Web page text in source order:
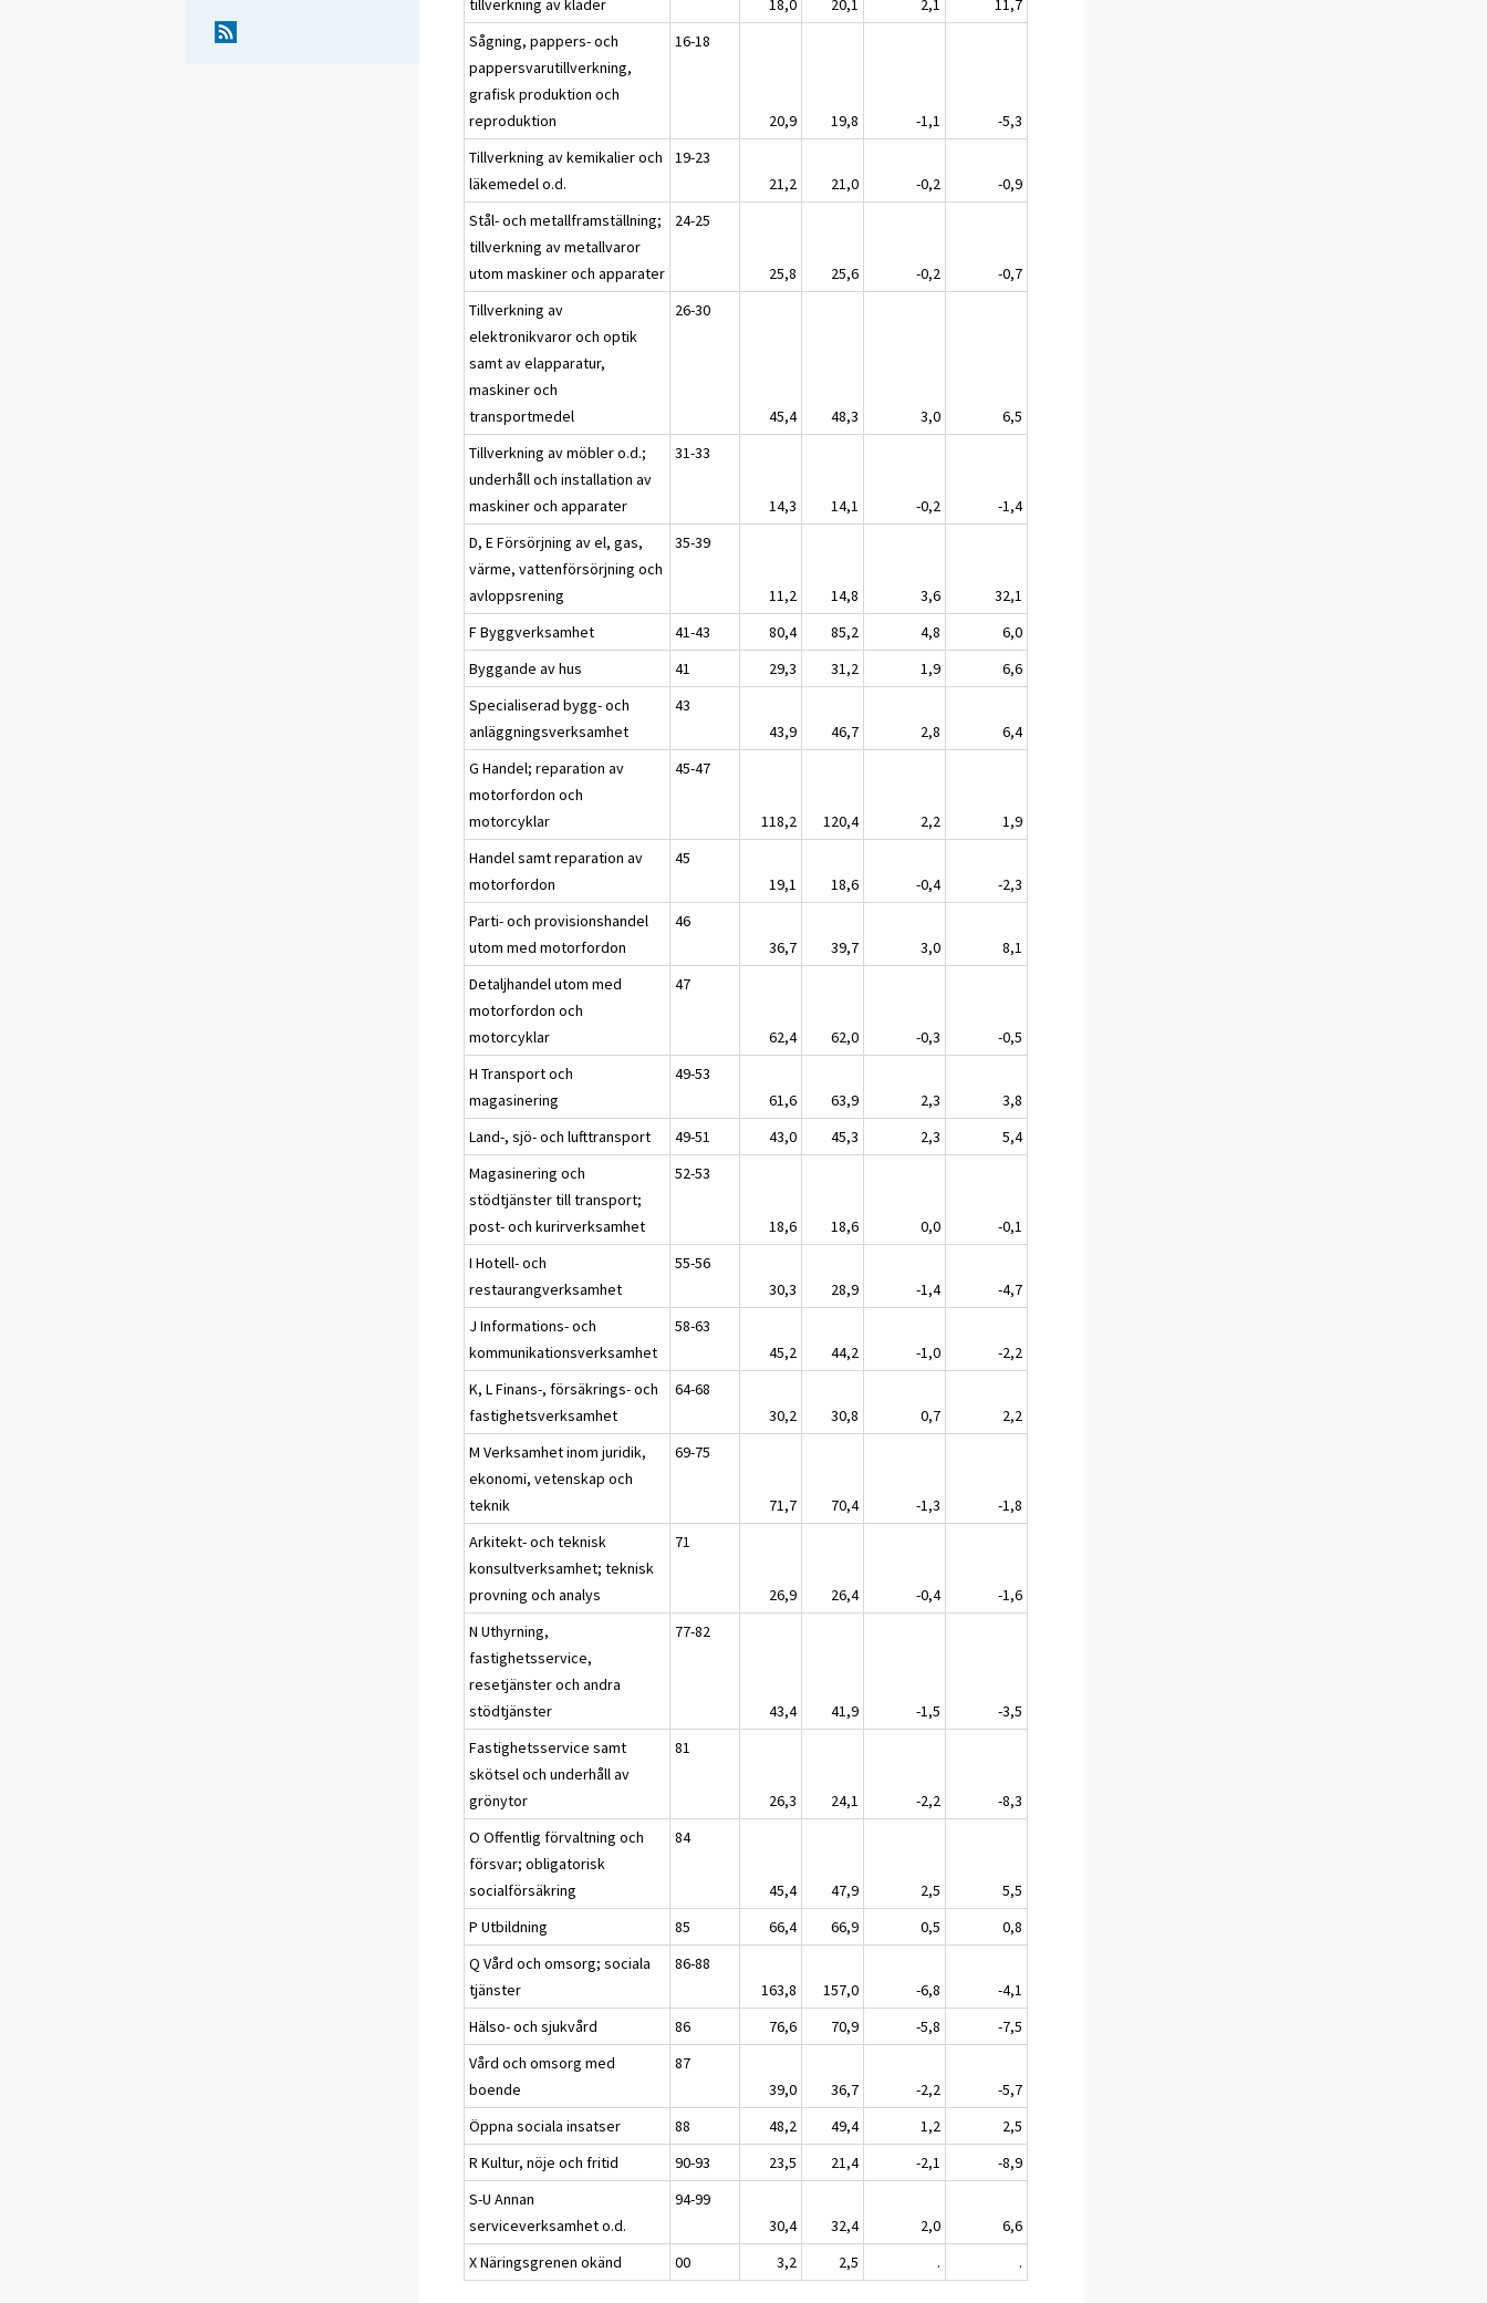
tillverkning av kläder
18,0 20,1 2,1
11,7
Sågning, pappers- och
pappersvarutillverkning,
grafisk produktion och
reproduktion
16-18
20,9 19,8 -1,1
-5,3
Tillverkning av kemikalier och
läkemedel o.d.
19-23
21,2
21,0 -0,2
-0,9
Stål- och metallframställning;
tillverkning av metallvaror
utom maskiner och apparater
24-25
25,8 25,6 -0,2
-0,7
Tillverkning av
elektronikvaror och optik
samt av elapparatur,
maskiner och
transportmedel
26-30
45,4 48,3 3,0
6,5
Tillverkning av möbler o.d.;
underhåll och installation av
maskiner och apparater
31-33
14,3 14,1 -0,2
-1,4
D, E Försörjning av el, gas,
värme, vattenförsörjning och
avloppsrening
35-39
11,2 14,8 3,6
32,1
F Byggverksamhet
41-43 80,4 85,2 4,8
6,0
Byggande av hus
41 29,3 31,2 1,9
6,6
Specialiserad bygg- och
anläggningsverksamhet
43
43,9
46,7 2,8
6,4
G Handel; reparation av
motorfordon och
motorcyklar
45-47
118,2 120,4 2,2
1,9
Handel samt reparation av
motorfordon
45
19,1
18,6 -0,4
-2,3
Parti- och provisionshandel
utom med motorfordon
46
36,7
39,7 3,0
8,1
Detaljhandel utom med
motorfordon och
motorcyklar
47
62,4 62,0 -0,3
-0,5
H Transport och
magasinering
49-53
61,6
63,9 2,3
3,8
Land-, sjö- och lufttransport
49-51 43,0 45,3 2,3
5,4
Magasinering och
stödtjänster till transport;
post- och kurirverksamhet
52-53
18,6 18,6 0,0
-0,1
I Hotell- och
restaurangverksamhet
55-56
30,3
28,9 -1,4
-4,7
J Informations- och
kommunikationsverksamhet
58-63
45,2
44,2 -1,0
-2,2
K, L Finans-, försäkrings- och
fastighetsverksamhet
64-68
30,2
30,8 0,7
2,2
M Verksamhet inom juridik,
ekonomi, vetenskap och
teknik
69-75
71,7 70,4 -1,3
-1,8
Arkitekt- och teknisk
konsultverksamhet; teknisk
provning och analys
71
26,9 26,4 -0,4
-1,6
N Uthyrning,
fastighetsservice,
resetjänster och andra
stödtjänster
77-82
43,4 41,9 -1,5
-3,5
Fastighetsservice samt
skötsel och underhåll av
grönytor
81
26,3 24,1 -2,2
-8,3
O Offentlig förvaltning och
försvar; obligatorisk
socialförsäkring
84
45,4 47,9 2,5
5,5
P Utbildning
85 66,4 66,9 0,5
0,8
Q Vård och omsorg; sociala
tjänster
86-88
163,8
157,0 -6,8
-4,1
Hälso- och sjukvård
86 76,6 70,9 -5,8
-7,5
Vård och omsorg med
boende
87
39,0
36,7 -2,2
-5,7
Öppna sociala insatser
88 48,2 49,4 1,2
2,5
R Kultur, nöje och fritid
90-93 23,5 21,4 -2,1
-8,9
S-U Annan
serviceverksamhet o.d.
94-99
30,4
32,4 2,0
6,6
X Näringsgrenen okänd
00 3,2 2,5 . .